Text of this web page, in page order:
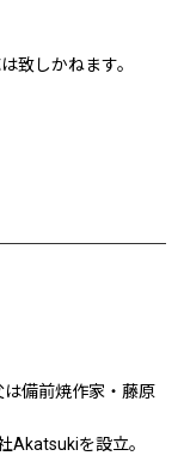
致しかねます。
備前焼作家・藤原
Akatsukiを設立。